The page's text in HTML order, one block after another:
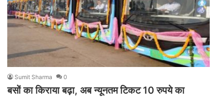
Sumit Sharma 0
बसों का किराया बढ़ा, अब न्यूनतम टिकट 10 रुपये का